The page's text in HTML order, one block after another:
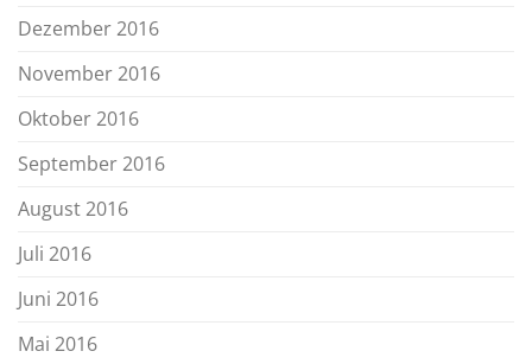
Dezember 2016
November 2016
Oktober 2016
September 2016
August 2016
Juli 2016
Juni 2016
Mai 2016